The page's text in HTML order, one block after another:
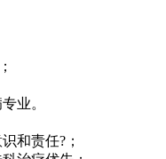
业。
和责任?；